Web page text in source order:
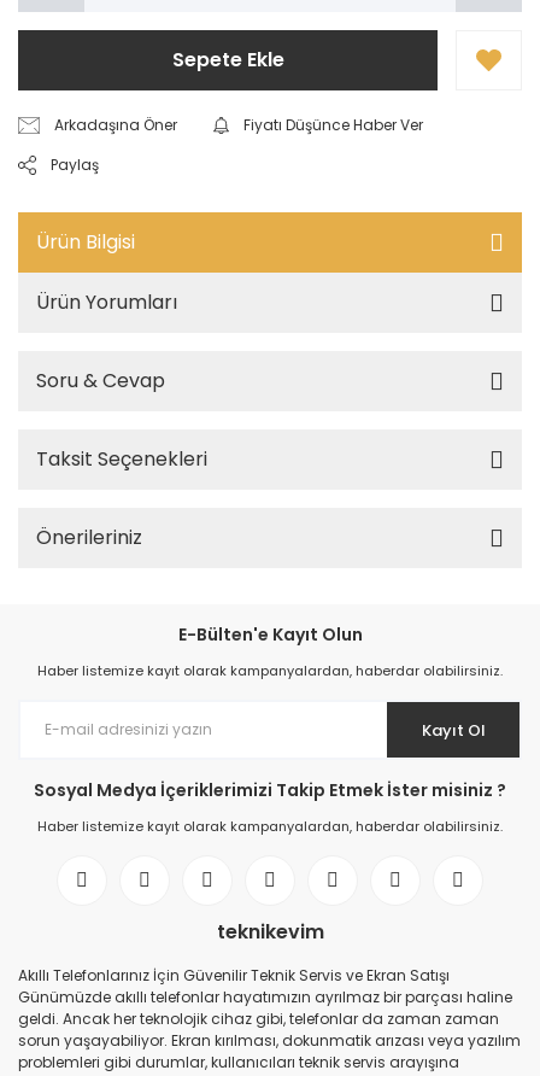
Sepete Ekle
Arkadaşına Öner
Fiyatı Düşünce Haber Ver
Paylaş
Ürün Bilgisi
Ürün Yorumları
Soru & Cevap
Taksit Seçenekleri
Önerileriniz
E-Bülten'e Kayıt Olun
Haber listemize kayıt olarak kampanyalardan, haberdar olabilirsiniz.
Kayıt Ol
Sosyal Medya İçeriklerimizi Takip Etmek İster misiniz ?
Haber listemize kayıt olarak kampanyalardan, haberdar olabilirsiniz.
teknikevim
Akıllı Telefonlarınız İçin Güvenilir Teknik Servis ve Ekran Satışı
Günümüzde akıllı telefonlar hayatımızın ayrılmaz bir parçası haline
geldi. Ancak her teknolojik cihaz gibi, telefonlar da zaman zaman
sorun yaşayabiliyor. Ekran kırılması, dokunmatik arızası veya yazılım
problemleri gibi durumlar, kullanıcıları teknik servis arayışına